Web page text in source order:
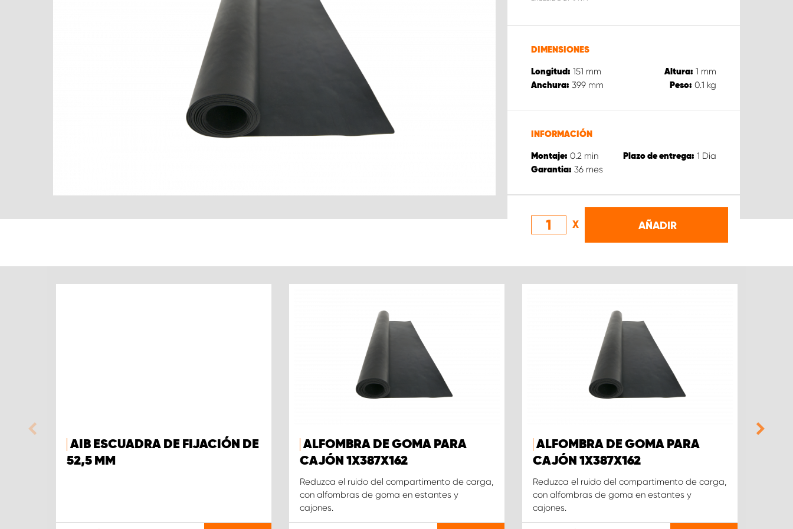
DIMENSIONES
Longitud: 151 mm Altura: 1 mm
Anchura: 399 mm Peso: 0.1 kg
INFORMACIÓN
Montaje: 0.2 min Plazo de entrega: 1 Dia
Garantia: 36 mes
X AÑADIR
AIB ESCUADRA DE FIJACIÓN DE
52,5 MM
ALFOMBRA DE GOMA PARA
CAJÓN 1X387X162
Reduzca el ruido del compartimento de carga,
con alfombras de goma en estantes y
cajones.
ALFOMBRA DE GOMA PARA
CAJÓN 1X387X162
Reduzca el ruido del compartimento de carga,
con alfombras de goma en estantes y
cajones.